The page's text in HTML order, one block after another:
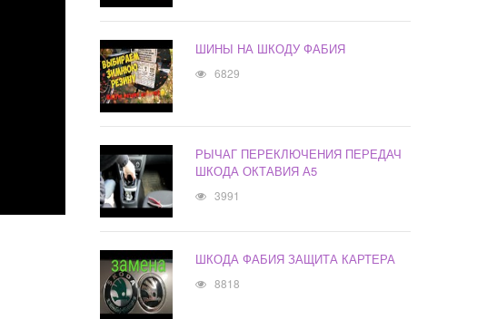
ШИНЫ НА ШКОДУ ФАБИЯ
6829
РЫЧАГ ПЕРЕКЛЮЧЕНИЯ ПЕРЕДАЧ
ШКОДА ОКТАВИЯ А5
3991
ШКОДА ФАБИЯ ЗАЩИТА КАРТЕРА
8818